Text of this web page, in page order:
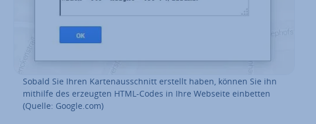
Sobald Sie Ihren Kar­ten­aus­schnitt erstellt haben, können Sie ihn
mithilfe des erzeugten HTML-Codes in Ihre Webseite einbetten
(Quelle: Google.com)